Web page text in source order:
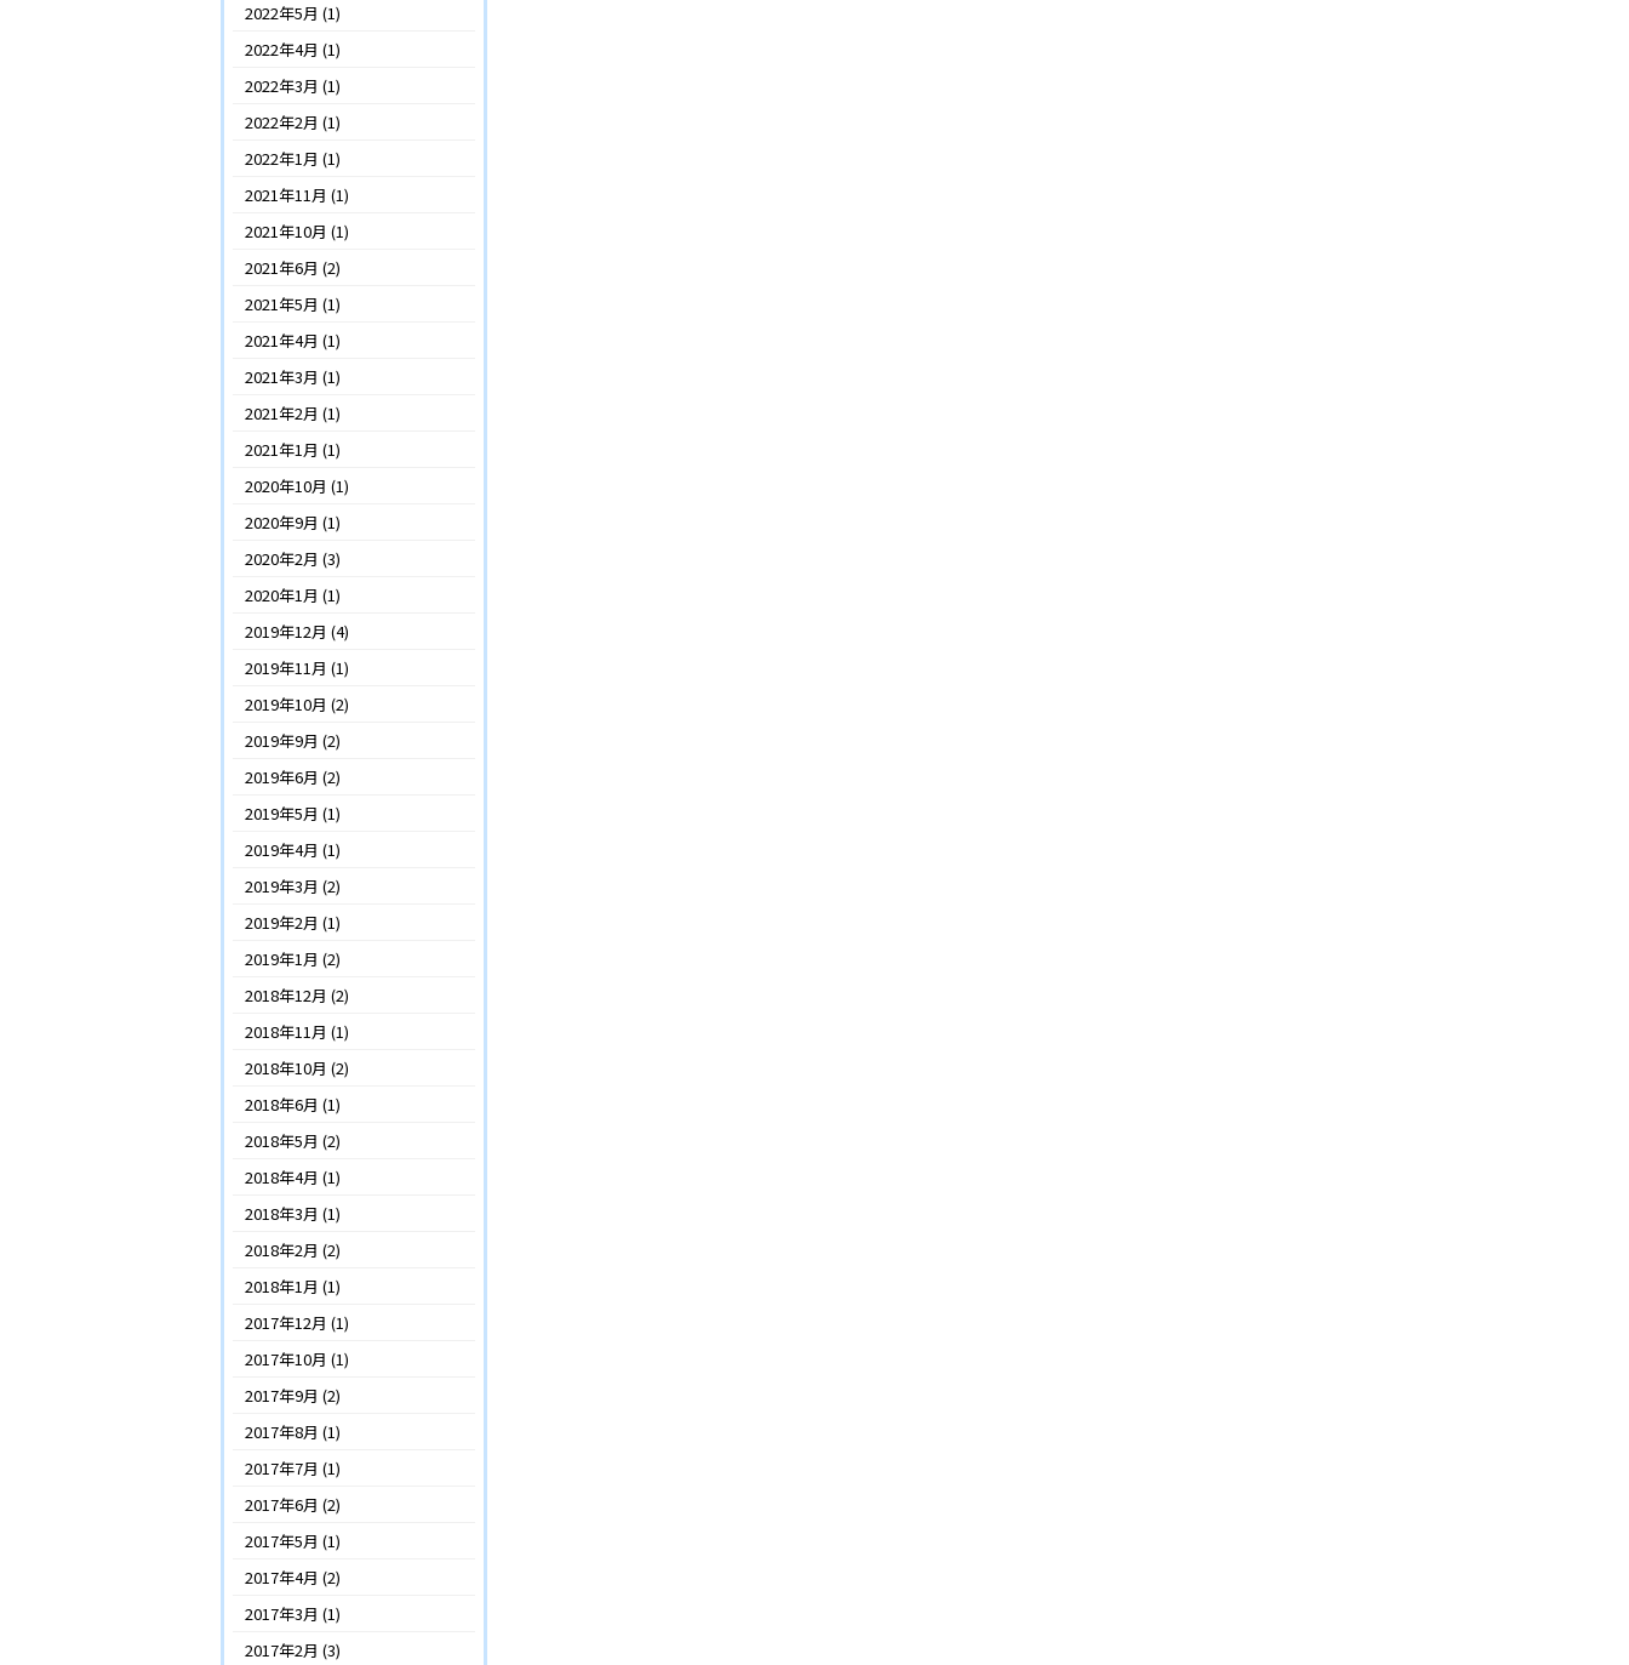
2022年5月 (1)
2022年4月 (1)
2022年3月 (1)
2022年2月 (1)
2022年1月 (1)
2021年11月 (1)
2021年10月 (1)
2021年6月 (2)
2021年5月 (1)
2021年4月 (1)
2021年3月 (1)
2021年2月 (1)
2021年1月 (1)
2020年10月 (1)
2020年9月 (1)
2020年2月 (3)
2020年1月 (1)
2019年12月 (4)
2019年11月 (1)
2019年10月 (2)
2019年9月 (2)
2019年6月 (2)
2019年5月 (1)
2019年4月 (1)
2019年3月 (2)
2019年2月 (1)
2019年1月 (2)
2018年12月 (2)
2018年11月 (1)
2018年10月 (2)
2018年6月 (1)
2018年5月 (2)
2018年4月 (1)
2018年3月 (1)
2018年2月 (2)
2018年1月 (1)
2017年12月 (1)
2017年10月 (1)
2017年9月 (2)
2017年8月 (1)
2017年7月 (1)
2017年6月 (2)
2017年5月 (1)
2017年4月 (2)
2017年3月 (1)
2017年2月 (3)